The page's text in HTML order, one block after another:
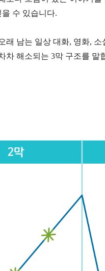
수 있습니다.
남는 일상 대화, 영화,
차 해소되는 3막 구조를 말